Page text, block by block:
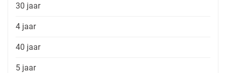
30 jaar
4 jaar
40 jaar
5 jaar